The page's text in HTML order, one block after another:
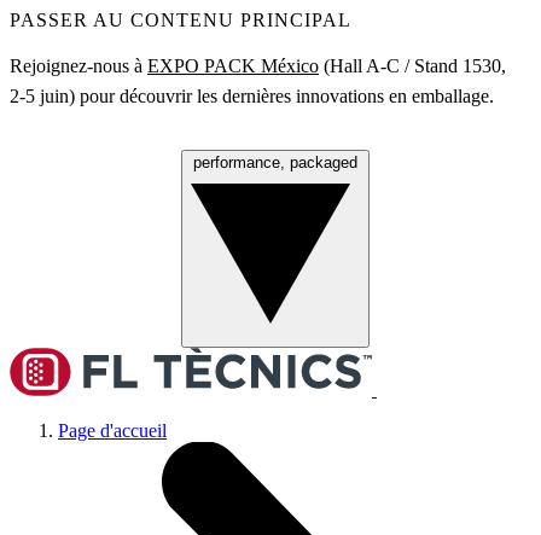
PASSER AU CONTENU PRINCIPAL
Rejoignez‑nous à EXPO PACK México (Hall A‑C / Stand 1530,
2‑5 juin) pour découvrir les dernières innovations en emballage.
performance, packaged
Page d'accueil